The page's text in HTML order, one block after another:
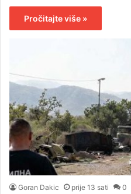
Pročitajte više »
Goran Dakic prije 13 sati 0